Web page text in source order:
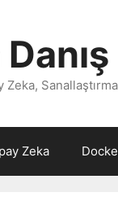
Zeka,
Zeka